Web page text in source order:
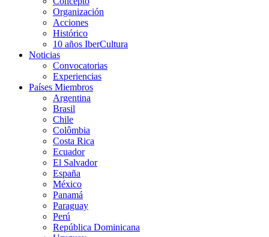
Organización
Acciones
Histórico
10 años IberCultura
Noticias
Convocatorias
Experiencias
Países Miembros
Argentina
Brasil
Chile
Colômbia
Costa Rica
Ecuador
El Salvador
España
México
Panamá
Paraguay
Perú
República Dominicana